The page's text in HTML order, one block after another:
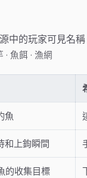
中的玩家可見名稱
· 魚餌 · 漁網
魚
和上鉤瞬間
的收集目標